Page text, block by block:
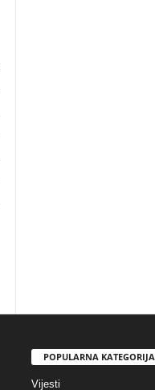
POPULARNA KATEGORIJA
Vijesti